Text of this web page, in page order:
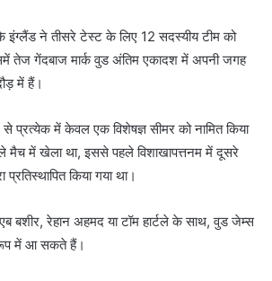
इंग्लैंड ने तीसरे टेस्ट के लिए 12 सदस्यीय टीम को
तेज गेंदबाज मार्क वुड अंतिम एकादश में अपनी जगह
में हैं।
प्रत्येक में केवल एक विशेषज्ञ सीमर को नामित किया
मैच में खेला था, इससे पहले विशाखापत्तनम में दूसरे
किया गया था।
बशीर, रेहान अहमद या टॉम हार्टले के साथ, वुड जेम्स
में आ सकते हैं।